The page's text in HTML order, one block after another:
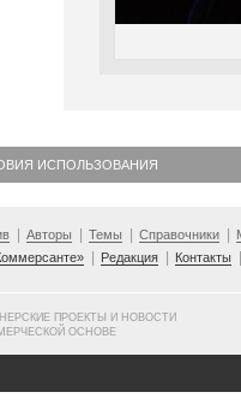
ИСПОЛЬЗОВАНИЯ
Авторы Темы Справочники
Редакция Контакты
ПРОЕКТЫ И НОВОСТИ
ОСНОВЕ